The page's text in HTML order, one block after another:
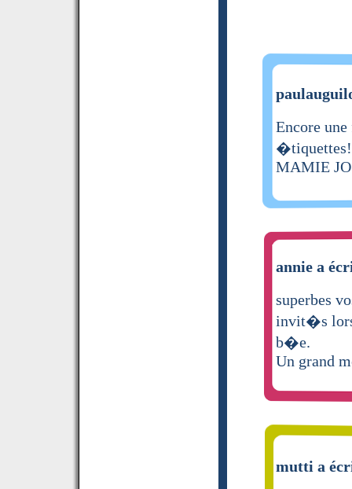
Encore
MAMIE JO
annie a
superbes
invit�s
b�e.
Un grand
mutti a